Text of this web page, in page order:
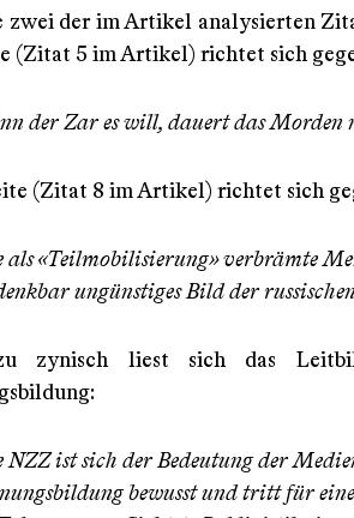
zwei der im Artikel analysierten
(Zitat 5 im Artikel) richtet sich
der Zar es will, dauert das Morden
(Zitat 8 im Artikel) richtet sich
als «Teilmobilisierung» verbrämte
ungünstiges Bild der
zynisch liest sich das
NZZ ist sich der Bedeutung der
bewusst und tritt für